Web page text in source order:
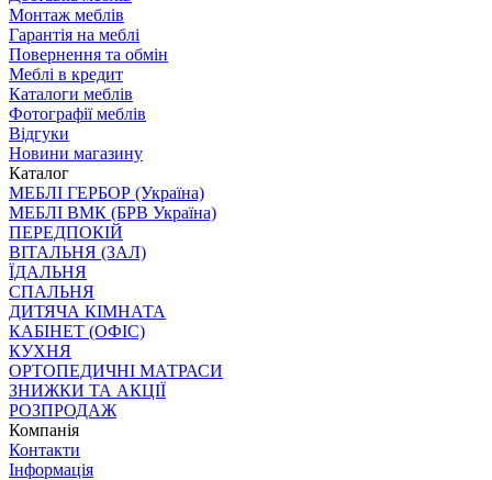
Монтаж меблів
Гарантія на меблі
Повернення та обмін
Меблі в кредит
Каталоги меблів
Фотографії меблів
Відгуки
Новини магазину
Каталог
МЕБЛІ ГЕРБОР (Україна)
МЕБЛІ ВМК (БРВ Україна)
ПЕРЕДПОКІЙ
ВІТАЛЬНЯ (ЗАЛ)
ЇДАЛЬНЯ
СПАЛЬНЯ
ДИТЯЧА КІМНАТА
КАБІНЕТ (ОФІС)
КУХНЯ
ОРТОПЕДИЧНІ МАТРАСИ
ЗНИЖКИ ТА АКЦІЇ
РОЗПРОДАЖ
Компанія
Контакти
Інформація